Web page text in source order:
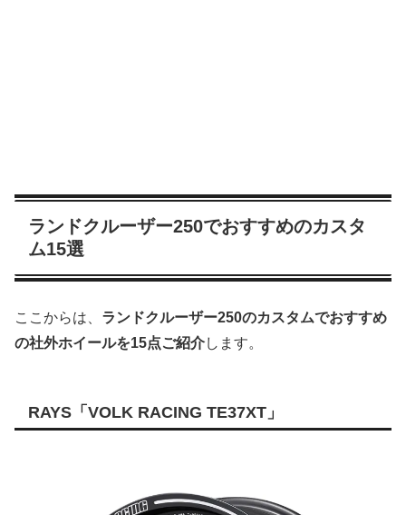
ランドクルーザー250でおすすめのカスタ
ム15選
ここからは、 ランドクルーザー250のカスタムでおすすめ
の社外ホイールを15点ご紹介します。
RAYS「VOLK RACING TE37XT」